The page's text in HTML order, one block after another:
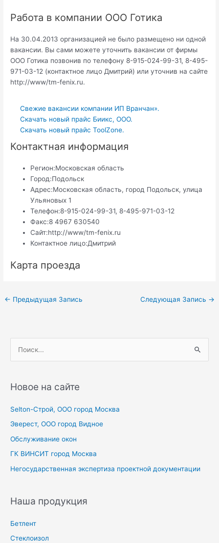
Работа в компании ООО Готика
На 30.04.2013 организацией не было размещено ни одной
вакансии. Вы сами можете уточнить вакансии от фирмы
ООО Готика позвонив по телефону 8-915-024-99-31, 8-495-
971-03-12 (контактное лицо Дмитрий) или уточнив на сайте
http://www/tm-fenix.ru.
Свежие вакансии компании ИП Вранчан».
Скачать новый прайс Биикс, ООО.
Скачать новый прайс ToolZone.
Контактная информация
Регион:Московская область
Город:Подольск
Адрес:Московская область, город Подольск, улица
Ульяновых 1
Телефон:8-915-024-99-31, 8-495-971-03-12
Факс:8 4967 630540
Сайт:http://www/tm-fenix.ru
Контактное лицо:Дмитрий
Карта проезда
Навигация
← Предыдущая Запись Следующая Запись →
с
:
Новое на сайте
Selton-Строй, OOO город Москва
Эверест, ООО город Видное
Обслуживание окон
ГК ВИНСИТ город Москва
Негосударственная экспертиза проектной документации
Наша продукция
Бетлент
Стеклоизол